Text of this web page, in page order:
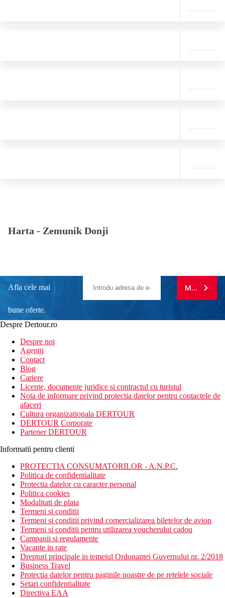
Harta - Zemunik Donji
Afla cele mai
bune oferte.
newsletter!
MA
Despre Dertour.ro
Despre noi
Agentii
Contact
Blog
Cariere
Licente, documente juridice si contractul cu turistul
Nota de informare privind protectia datelor pentru contactele de
afaceri
Cultura organizationala DERTOUR
DERTOUR Corporate
Partener DERTOUR
Informatii pentru clienti
PROTECTIA CONSUMATORILOR - A.N.P.C.
Politica de confidentialitate
Protectia datelor cu caracter personal
Politica cookies
Modalitati de plata
Termeni si conditii
Termeni si conditii privind comercializarea biletelor de avion
Termeni si conditii pentru utilizarea voucherului cadou
Campanii si regulamente
Vacante in rate
Drepturi principale in temeiul Ordonantei Guvernului nr. 2/2018
Business Travel
Protectia datelor pentru paginile noastre de pe retelele sociale
Setari confidentialitate
Directiva EAA